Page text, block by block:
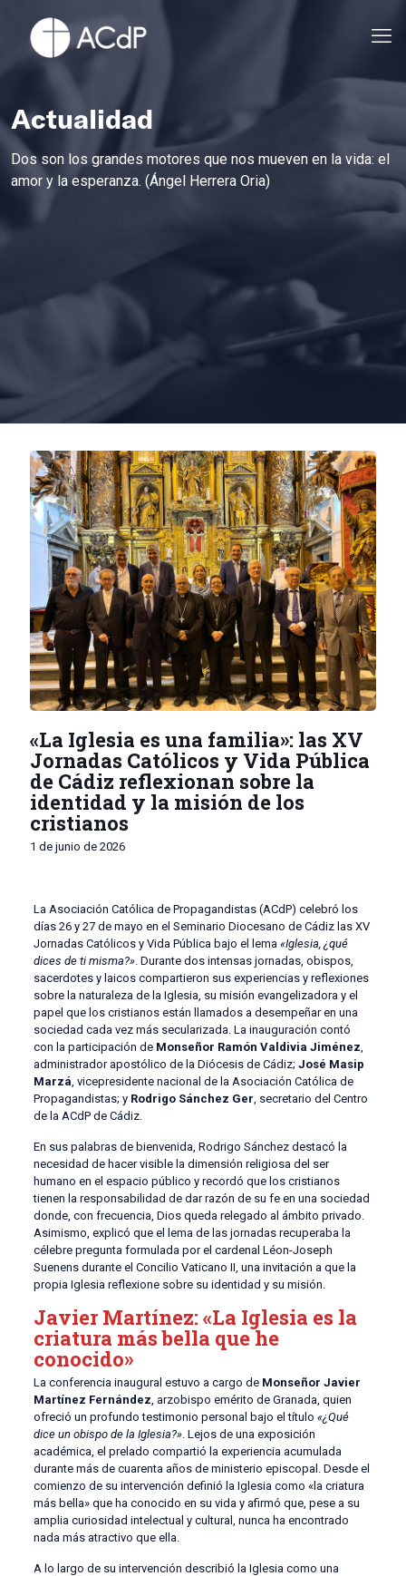
Actualidad
Dos son los grandes motores que nos mueven en la vida: el
amor y la esperanza. (Ángel Herrera Oria)
«La Iglesia es una familia»: las XV
Jornadas Católicos y Vida Pública
de Cádiz reflexionan sobre la
identidad y la misión de los
cristianos
1 de junio de 2026
La Asociación Católica de Propagandistas (ACdP) celebró los
días 26 y 27 de mayo en el Seminario Diocesano de Cádiz las XV
Jornadas Católicos y Vida Pública bajo el lema «Iglesia, ¿qué
dices de ti misma?». Durante dos intensas jornadas, obispos,
sacerdotes y laicos compartieron sus experiencias y reflexiones
sobre la naturaleza de la Iglesia, su misión evangelizadora y el
papel que los cristianos están llamados a desempeñar en una
sociedad cada vez más secularizada. La inauguración contó
con la participación de Monseñor Ramón Valdivia Jiménez
administrador apostólico de la Diócesis de Cádiz; José Masip
Marzá , vicepresidente nacional de la Asociación Católica de
Propagandistas; y Rodrigo Sánchez Ger , secretario del Centro
de la ACdP de Cádiz.
En sus palabras de bienvenida, Rodrigo Sánchez destacó la
necesidad de hacer visible la dimensión religiosa del ser
humano en el espacio público y recordó que los cristianos
tienen la responsabilidad de dar razón de su fe en una sociedad
donde, con frecuencia, Dios queda relegado al ámbito privado.
Asimismo, explicó que el lema de las jornadas recuperaba la
célebre pregunta formulada por el cardenal Léon-Joseph
Suenens durante el Concilio Vaticano II, una invitación a que la
propia Iglesia reflexione sobre su identidad y su misión.
Javier Martínez: «La Iglesia es la
criatura más bella que he
conocido»
La conferencia inaugural estuvo a cargo de Monseñor Javier
Martínez Fernández , arzobispo emérito de Granada, quien
ofreció un profundo testimonio personal bajo el título «¿Qué
dice un obispo de la Iglesia?». Lejos de una exposición
académica, el prelado compartió la experiencia acumulada
durante más de cuarenta años de ministerio episcopal. Desde el
comienzo de su intervención definió la Iglesia como «la criatura
más bella» que ha conocido en su vida y afirmó que, pese a su
amplia curiosidad intelectual y cultural, nunca ha encontrado
nada más atractivo que ella.
A lo largo de su intervención describió la Iglesia como una